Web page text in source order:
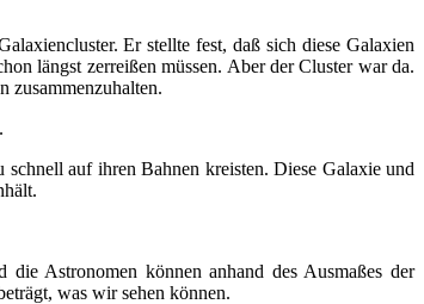
Er stellte fest, daß sich diese Galaxien
längst zerreißen müssen. Aber der Cluster war da.
zusammenzuhalten.
auf ihren Bahnen kreisten. Diese Galaxie und
Astronomen können anhand des Ausmaßes der
was wir sehen können.